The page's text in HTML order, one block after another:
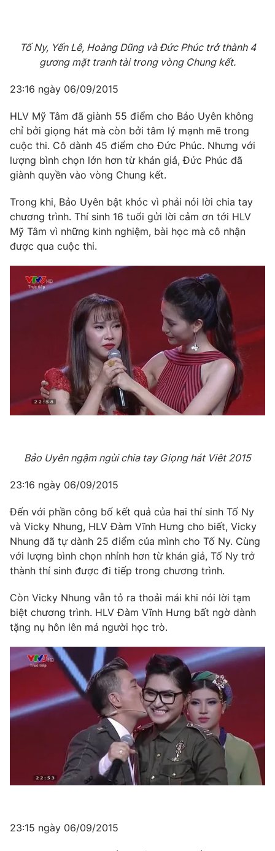
Thị trường 24h Tấm lòng Việt
VTV4
VTV9 VTV8
Liên hệ tòa soạn English
THỜI BÁO VTV
Theo dõi báo trên
Cơ quan chủ quản:Đài Truyền hình Việt Nam
Cơ quan báo chí:
Thời báo VTV
Giấy phép hoạt động báo in và báo điện tử số 483/GP-BTTTT
cấp ngày 29/12/2023
Tổng Biên tập: Vũ Thanh Thủy
Phó Tổng Biên tập:Nguyễn Thị Mỹ Hạnh, Phạm Quốc Thắng,
Nguyễn Trọng Ninh
Tổng đài VTV:024.38 355 931 - 024.38 355 932
Liên hệ quảng cáo:
024-7300.7108
thuận bằng văn bản. Ghi rõ nguồn VTV.vn khi phát hành lại
thông tin từ website này.
Tố Ny, Yến Lê, Hoàng Dũng và Đức Phúc trở thành 4
gương mặt tranh tài trong vòng Chung kết.
23:16 ngày 06/09/2015
HLV Mỹ Tâm đã giành 55 điểm cho Bảo Uyên không
chỉ bởi giọng hát mà còn bởi tâm lý mạnh mẽ trong
cuộc thi. Cô dành 45 điểm cho Đức Phúc. Nhưng với
lượng bình chọn lớn hơn từ khán giả, Đức Phúc đã
giành quyền vào vòng Chung kết.
Trong khi, Bảo Uyên bật khóc vì phải nói lời chia tay
chương trình. Thí sinh 16 tuổi gửi lời cảm ơn tới HLV
Mỹ Tâm vì những kinh nghiệm, bài học mà cô nhận
được qua cuộc thi.
Bảo Uyên ngậm ngùi chia tay Giọng hát Viêt 2015
23:16 ngày 06/09/2015
Đến với phần công bố kết quả của hai thí sinh Tố Ny
và Vicky Nhung, HLV Đàm Vĩnh Hưng cho biết, Vicky
Nhung đã tự dành 25 điểm của mình cho Tố Ny. Cùng
với lượng bình chọn nhỉnh hơn từ khán giả, Tố Ny trở
thành thí sinh được đi tiếp trong chương trình.
Còn Vicky Nhung vẫn tỏ ra thoải mái khi nói lời tạm
biệt chương trình. HLV Đàm Vĩnh Hưng bất ngờ dành
tặng nụ hôn lên má người học trò.
23:15 ngày 06/09/2015